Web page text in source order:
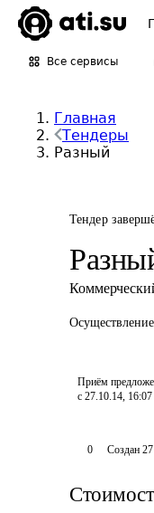
Все сервисы
Главная
Тендеры
Разный
Тендер
Приём
с 27.10.14,
0 Создан